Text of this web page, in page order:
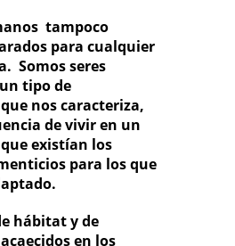
tampoco
para cualquier
Somos seres
tipo de
nos caracteriza,
de vivir en un
existían los
para los que
hábitat y de
en los